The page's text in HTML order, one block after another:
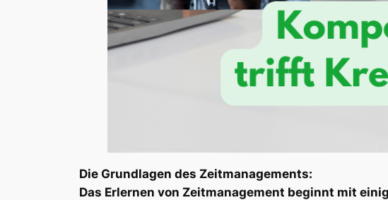
Die Grundlagen des Zeitmanagements:
Das Erlernen von Zeitmanagement beginnt mit